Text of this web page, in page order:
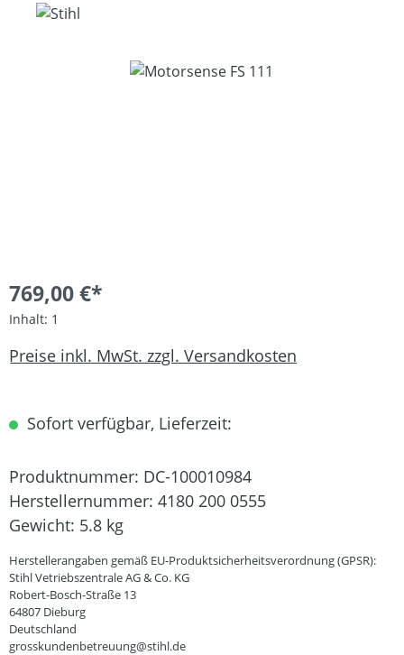
Bildergalerie überspringen
769,00 €*
Inhalt: 1
Preise inkl. MwSt. zzgl. Versandkosten
Sofort verfügbar, Lieferzeit:
Produktnummer: DC-100010984
Herstellernummer: 4180 200 0555
Gewicht: 5.8 kg
Herstellerangaben gemäß EU-Produktsicherheitsverordnung (GPSR):
Stihl Vetriebszentrale AG & Co. KG
Robert-Bosch-Straße 13
64807 Dieburg
Deutschland
grosskundenbetreuung@stihl.de